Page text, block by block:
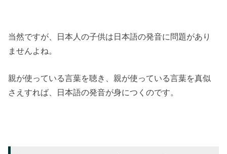
当然ですが、日本人の子供は日本語の発音に問題があり
ませんよね。
親が使っている言葉を聴き、親が使っている言葉を真似
さえすれば、日本語の発音が身につくのです。